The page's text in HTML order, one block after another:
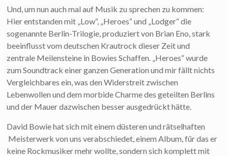
Und, um nun auch mal auf Musik zu sprechen zu kommen:
Hier entstanden mit „Low“, „Heroes“ und „Lodger“ die
sogenannte Berlin-Trilogie, produziert von Brian Eno, stark
beeinflusst vom deutschen Krautrock dieser Zeit und
zentrale Meilensteine in Bowies Schaffen. „Heroes“ wurde
zum Soundtrack einer ganzen Generation und mir fällt nichts
Vergleichbares ein, was den Widerstreit zwischen
Lebenwollen und dem morbide Charme des geteilten Berlins
und der Mauer dazwischen besser ausgedrückt hätte.
David Bowie hat sich mit einem düsteren und rätselhaften
Meisterwerk von uns verabschiedet, einem Album, für das er
keine Rockmusiker mehr wollte, sondern sich komplett mit